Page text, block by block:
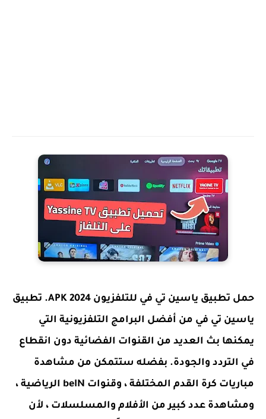
حمل تطبيق ياسين تي في للتلفزيون APK 2024. تطبيق
ياسين تي في من أفضل البرامج التلفزيونية التي
يمكنها بث العديد من القنوات الفضائية دون انقطاع
في التردد والجودة. بفضله ستتمكن من مشاهدة
مباريات كرة القدم المختلفة ، وقنوات beIN الرياضية ،
ومشاهدة عدد كبير من الأفلام والمسلسلات ، لأن